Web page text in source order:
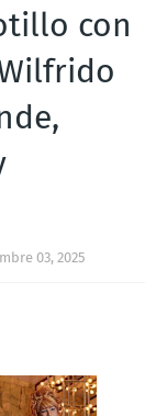
con
03, 2025